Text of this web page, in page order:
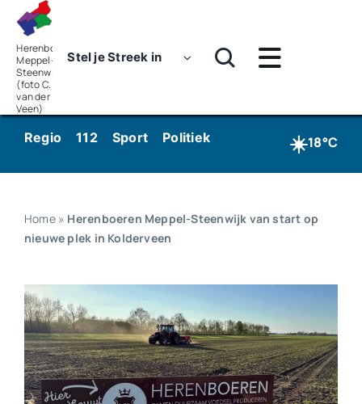
content
Herenboeren
Meppel-
Steenwijk
(foto C.
van der
Veen)
Stel je Streek in
Toggle
Home
Nieuws
Podcasts
Kijk
Over ons
Werken bij Streekomroep ‘De Werven’
Regio 112 Sport Politiek Kunst & Cultuur
☀️18°C
Home» Herenboeren Meppel-Steenwijk van start op
nieuwe plek in Kolderveen